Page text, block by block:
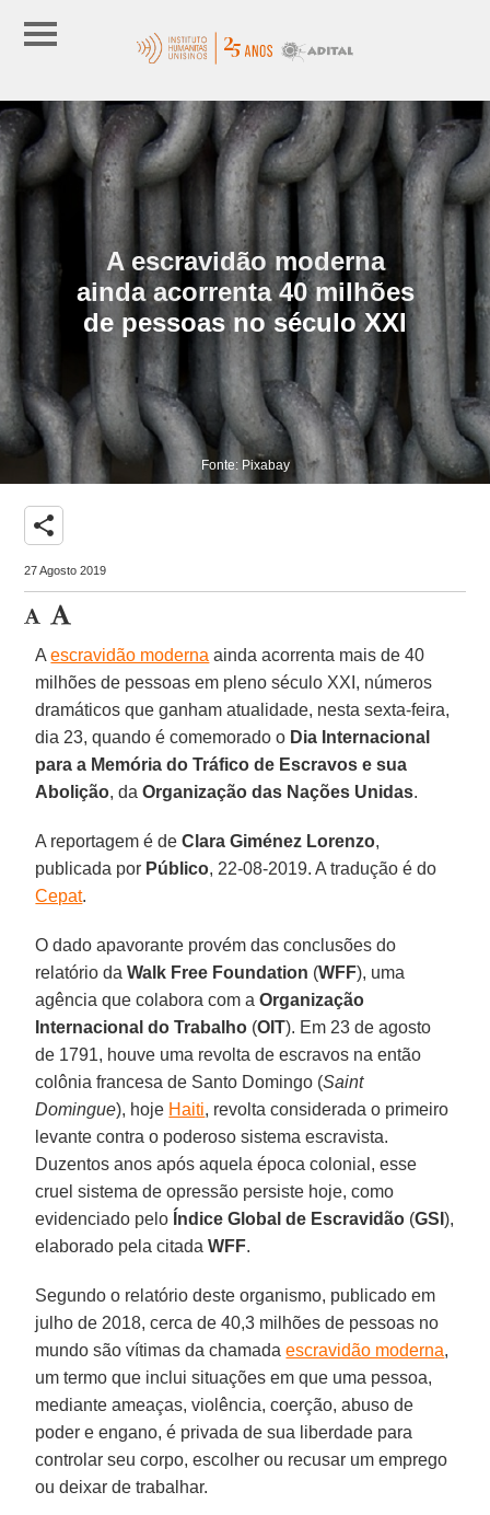
A escravidão moderna
ainda acorrenta 40 milhões
de pessoas no século XXI
Fonte: Pixabay
share
27 Agosto 2019
Aescravidão moderna ainda acorrenta mais de 40
milhões de pessoas em pleno século XXI, números
dramáticos que ganham atualidade, nesta sexta-feira,
dia 23, quando é comemorado o Dia Internacional
para a Memória do Tráfico de Escravos e sua
Abolição, daOrganização das Nações Unidas.
A reportagem é deClara Giménez Lorenzo,
publicada por Público, 22-08-2019. A tradução é do
Cepat.
O dado apavorante provém das conclusões do
relatório daWalk Free Foundation (WFF), uma
agência que colabora com aOrganização
Internacional do Trabalho (OIT). Em 23 de agosto
de 1791, houve uma revolta de escravos na então
colônia francesa de Santo Domingo (Saint
Domingue), hoje Haiti, revolta considerada o primeiro
levante contra o poderoso sistema escravista.
Duzentos anos após aquela época colonial, esse
cruel sistema de opressão persiste hoje, como
evidenciado pelo Índice Global de Escravidão (GSI),
elaborado pela citadaWFF.
Segundo o relatório deste organismo, publicado em
julho de 2018, cerca de 40,3 milhões de pessoas no
mundo são vítimas da chamadaescravidão moderna,
um termo que inclui situações em que uma pessoa,
mediante ameaças, violência, coerção, abuso de
poder e engano, é privada de sua liberdade para
controlar seu corpo, escolher ou recusar um emprego
ou deixar de trabalhar.